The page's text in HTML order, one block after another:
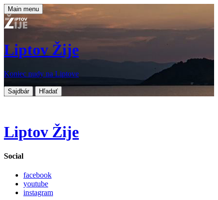
Main menu
Liptov Žije
Koniec nudy na Liptove
Sajdbár Hľadať
Liptov Žije
Social
facebook
youtube
instagram